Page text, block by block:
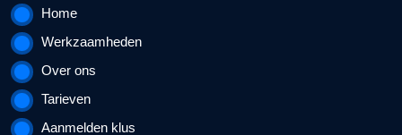
Home
Werkzaamheden
Over ons
Tarieven
Aanmelden klus